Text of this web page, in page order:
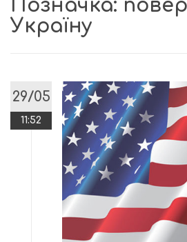
Позначка:
Україну
29/05
11:52